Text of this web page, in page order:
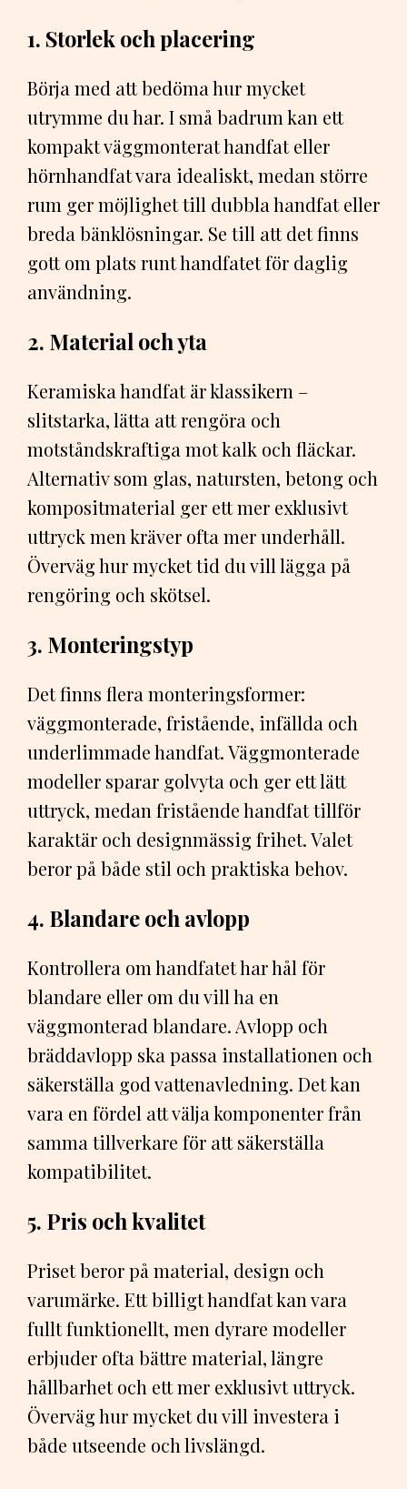
1. Storlek och placering
Börja med att bedöma hur mycket
utrymme du har. I små badrum kan ett
kompakt väggmonterat handfat eller
hörnhandfat vara idealiskt, medan större
rum ger möjlighet till dubbla handfat eller
breda bänklösningar. Se till att det finns
gott om plats runt handfatet för daglig
användning.
2. Material och yta
Keramiska handfat är klassikern –
slitstarka, lätta att rengöra och
motståndskraftiga mot kalk och fläckar.
Alternativ som glas, natursten, betong och
kompositmaterial ger ett mer exklusivt
uttryck men kräver ofta mer underhåll.
Överväg hur mycket tid du vill lägga på
rengöring och skötsel.
3. Monteringstyp
Det finns flera monteringsformer:
väggmonterade, fristående, infällda och
underlimmade handfat. Väggmonterade
modeller sparar golvyta och ger ett lätt
uttryck, medan fristående handfat tillför
karaktär och designmässig frihet. Valet
beror på både stil och praktiska behov.
4. Blandare och avlopp
Kontrollera om handfatet har hål för
blandare eller om du vill ha en
väggmonterad blandare. Avlopp och
bräddavlopp ska passa installationen och
säkerställa god vattenavledning. Det kan
vara en fördel att välja komponenter från
samma tillverkare för att säkerställa
kompatibilitet.
5. Pris och kvalitet
Priset beror på material, design och
varumärke. Ett billigt handfat kan vara
fullt funktionellt, men dyrare modeller
erbjuder ofta bättre material, längre
hållbarhet och ett mer exklusivt uttryck.
Överväg hur mycket du vill investera i
både utseende och livslängd.